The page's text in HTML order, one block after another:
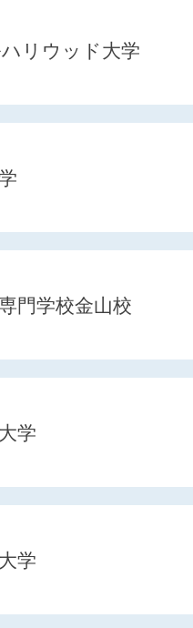
リウッド大学
門学校金山校
学
学